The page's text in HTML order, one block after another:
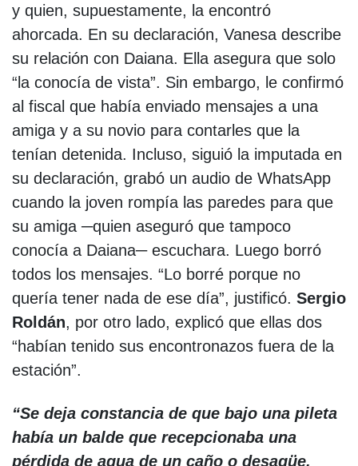
y quien, supuestamente, la encontró
ahorcada. En su declaración, Vanesa describe
su relación con Daiana. Ella asegura que solo
“la conocía de vista”. Sin embargo, le confirmó
al fiscal que había enviado mensajes a una
amiga y a su novio para contarles que la
tenían detenida. Incluso, siguió la imputada en
su declaración, grabó un audio de WhatsApp
cuando la joven rompía las paredes para que
su amiga ─quien aseguró que tampoco
conocía a Daiana─ escuchara. Luego borró
todos los mensajes. “Lo borré porque no
quería tener nada de ese día”, justificó. Sergio
Roldán, por otro lado, explicó que ellas dos
“habían tenido sus encontronazos fuera de la
estación”.
“Se deja constancia de que bajo una pileta
había un balde que recepcionaba una
pérdida de agua de un caño o desagüe.